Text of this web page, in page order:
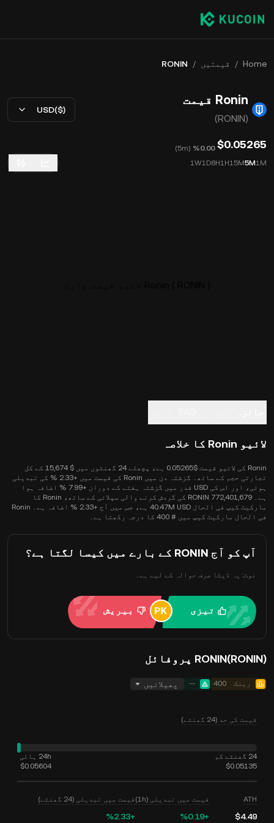
Home
/ قیمتیں /
RONIN
Ronin قیمت
(RONIN)
USD($)
$0.05265
‮‭0.00‬%‬
(
5m
)
1M
5M
15M
1H
8H
1D
1W
لائیو Ronin کا خلاصہ
Ronin کی لائیو قیمت $0.05265 ہے، پچھلے 24 گھنٹوں میں $ 15,674 کے کل
تجارتی حجم کے ساتھ۔ گزشتہ دن میں Ronin کی قیمت میں +2.33 % کی تبدیلی
ہوئی، اور اس کی USD قدر میں گزشتہ ہفتے کے دوران +7.99 % اضافہ ہوا
ہے۔ 772,401,679 RONIN کی گردش کرنے والی سپلائی کے ساتھ، Ronin کا
مارکیٹ کیپ فی الحال 40.47M USD ہے، جس میں آج +2.33 % اضافہ ہے۔ Ronin
فی الحال مارکیٹ کیپ میں # 400 کا درجہ رکھتا ہے۔
آپ کو آج RONIN کے بارے میں کیسا لگتا ہے؟
نوٹ: یہ ڈیٹا صرف حوالہ کے لیے ہے۔
تیزی بیریش
RONIN(RONIN) پروفائل
رینک 400
-- پھیلائیں
قیمت کی حد (24 گھنٹے)
24 گھنٹے کم
$0.05135
24h ہائی
$0.05604
ATH
$4.49
قیمت میں تبدیلی (1h)
‮+‭0.19‬%‬
قیمت میں تبدیلی (24 گھنٹے)
‮+‭2.33‬%‬